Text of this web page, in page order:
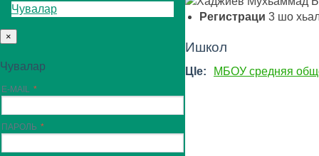
Чувалар
×
Чувалар
E-MAIL
ПАРОЛЬ
Регистраци 3 шо
Ишкол
ЦIе: МБОУ средняя